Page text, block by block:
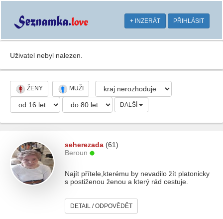
+ INZERÁT PŘIHLÁSIT
Uživatel nebyl nalezen.
ŽENY MUŽI
DALŠÍ
seherezada (61)
Beroun
Najít přítele,kterému by nevadilo žít platonicky
s postiženou ženou a který rád cestuje.
DETAIL / ODPOVĚDĚT